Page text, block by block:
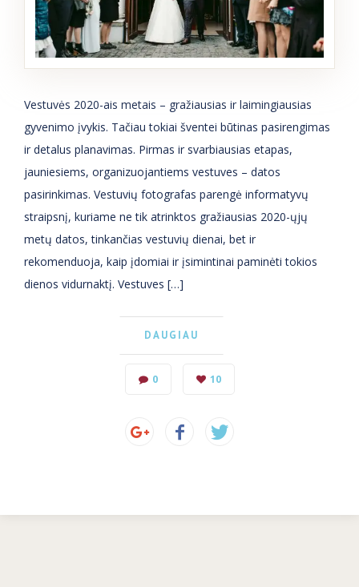
Vestuvės 2020-ais metais – gražiausias ir laimingiausias
gyvenimo įvykis. Tačiau tokiai šventei būtinas pasirengimas
ir detalus planavimas. Pirmas ir svarbiausias etapas,
jauniesiems, organizuojantiems vestuves – datos
pasirinkimas. Vestuvių fotografas parengė informatyvų
straipsnį, kuriame ne tik atrinktos gražiausias 2020-ųjų
metų datos, tinkančias vestuvių dienai, bet ir
rekomenduoja, kaip įdomiai ir įsimintinai paminėti tokios
dienos vidurnaktį. Vestuves […]
DAUGIAU
0 10